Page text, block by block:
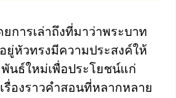
การเล่าถึงที่มาว่าพระบาท
ยู่หัวทรงมีความประสงค์ให้
นธ์ใหม่เพื่อประโยชน์แก่
รื่องราวคำสอนที่หลากหลาย